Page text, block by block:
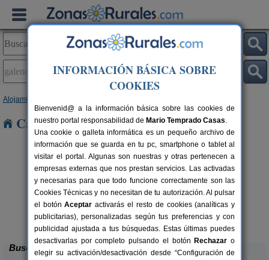
Alojamientos
Casas Rurales en Galende
4 pers.
desde30 €
Casa Rural El Barricuevo
Almeida de Sayago (Zamora)
Buscar
INFORMACIÓN BÁSICA SOBRE
COOKIES
Bienvenid@ a la información básica sobre las cookies de
nuestro portal responsabilidad de Mario Temprado Casas.
Una cookie o galleta informática es un pequeño archivo de
información que se guarda en tu pc, smartphone o tablet al
visitar el portal. Algunas son nuestras y otras pertenecen a
empresas externas que nos prestan servicios. Las activadas
y necesarias para que todo funcione correctamente son las
Cookies Técnicas y no necesitan de tu autorización. Al pulsar
el botónAceptar activarás el resto de cookies (analíticas y
publicitarias), personalizadas según tus preferencias y con
publicidad ajustada a tus búsquedas. Estas últimas puedes
desactivarlas por completo pulsando el botón Rechazar o
elegir su activación/desactivación desde “Configuración de